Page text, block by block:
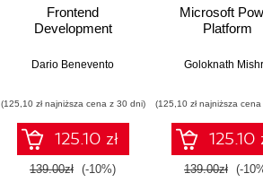
Frontend
Development
Dario Benevento
(125,10 zł najniższa cena z 30 dni)
125.10 zł
139.00zł (-10%)
Microsoft
Platform
Goloknath
(125,10 zł najniższa
125.10
139.00zł (-